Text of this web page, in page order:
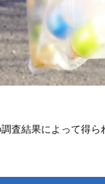
査結果によって得ら